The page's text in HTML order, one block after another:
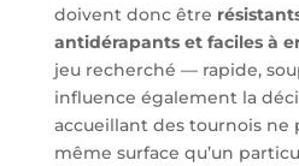
doivent donc être
antidérapants et faciles à
jeu recherché — rapide,
influence également la
accueillant des tournois ne
même surface qu’un